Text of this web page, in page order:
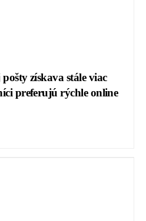
získava stále viac
preferujú rýchle online